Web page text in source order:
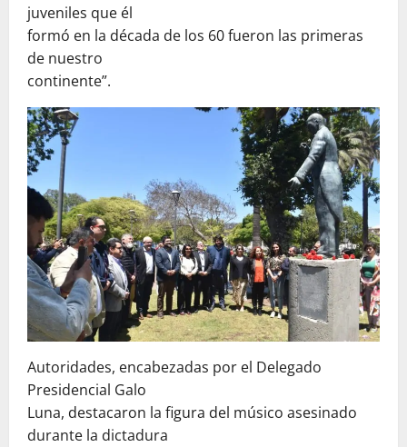
juveniles que él
formó en la década de los 60 fueron las primeras
de nuestro
continente”.
Autoridades, encabezadas por el Delegado
Presidencial Galo
Luna, destacaron la figura del músico asesinado
durante la dictadura